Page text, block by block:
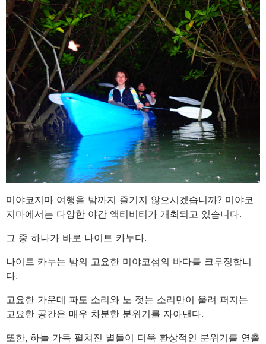
미야코지마 여행을 밤까지 즐기지 않으시겠습니까? 미야코
지마에서는 다양한 야간 액티비티가 개최되고 있습니다.
그 중 하나가 바로 나이트 카누다.
나이트 카누는 밤의 고요한 미야코섬의 바다를 크루징합니
다.
고요한 가운데 파도 소리와 노 젓는 소리만이 울려 퍼지는
고요한 공간은 매우 차분한 분위기를 자아낸다.
또한, 하늘 가득 펼쳐진 별들이 더욱 환상적인 분위기를 연출